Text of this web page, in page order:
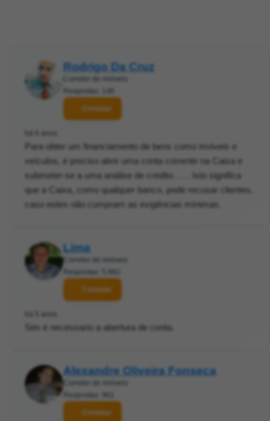
Rodrigo Da Cruz
Corretor de imóveis
Respostas: 146
Contatar
há 6 anos
Para obter um financiamento de bens como imóveis e
veículos, é preciso abrir uma conta corrente na Caixa e
submeter-se a uma análise de crédito. . . . Isto significa
que a Caixa, como qualquer banco, pode recusar clientes,
caso estes não cumpram as exigências mínimas.
Lima
Corretor de imóveis
Respostas: 5.882
Contatar
há 5 anos
Sim é necessario a abertura de conta.
Alexandre Oliveira Fonseca
Corretor de imóveis
Respostas: 961
Contatar